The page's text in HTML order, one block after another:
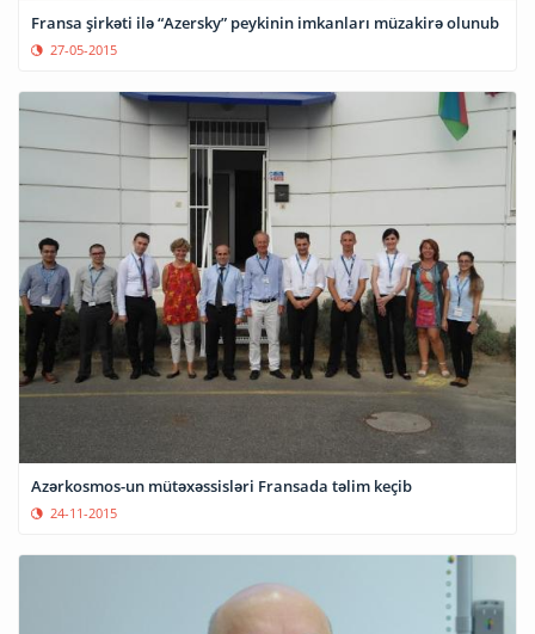
Fransa şirkəti ilə “Azersky” peykinin imkanları müzakirə olunub
27-05-2015
Azərkosmos-un mütəxəssisləri Fransada təlim keçib
24-11-2015